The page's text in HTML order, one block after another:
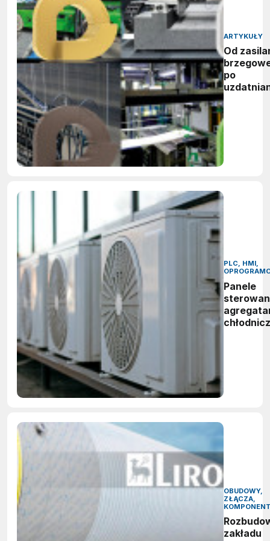
ARTYKUŁY
Od
po
PLC, HMI,
Panele
OBUDOWY,
ZŁĄCZA,
zakładu